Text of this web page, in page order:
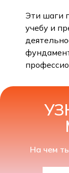
Эти шаги
учебу и
На чем